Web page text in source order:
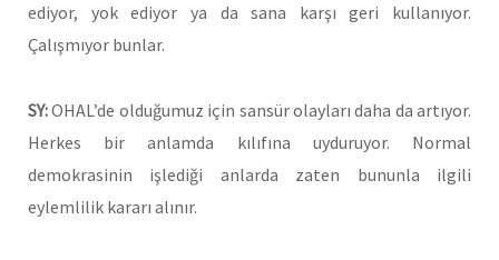
ediyor, yok ediyor ya da sana karşı geri kullanıyor.
Çalışmıyor bunlar.
SY:OHAL’de olduğumuz için sansür olayları daha da artıyor.
Herkes bir anlamda kılıfına uyduruyor. Normal
demokrasinin işlediği anlarda zaten bununla ilgili
eylemlilik kararı alınır.